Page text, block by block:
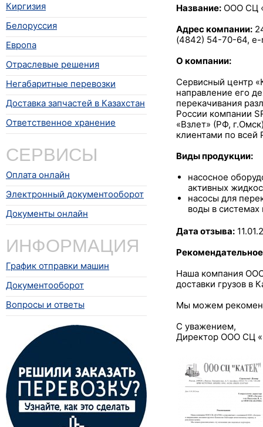
Киргизия
Белоруссия
Европа
Отраслевые решения
Негабаритные перевозки
Доставка запчастей в Казахстан
Ответственное хранение
СЕРВИСЫ
Оплата онлайн
Электронный документооборот
Документы онлайн
ИНФОРМАЦИЯ
График отправки машин
Документооборот
Вопросы и ответы
Название: ООО СЦ
Адрес компании:
(4842) 54-70-64, e-
О компании:
Сервисный центр
направление его
перекачивания
России компании
«Взлет» (РФ,
клиентами по
Виды продукции:
насосное
активных
насосы для
воды в системах
Дата отзыва:
Наша компания
доставки грузов в
Мы можем
С уважением,
Директор ООО СЦ